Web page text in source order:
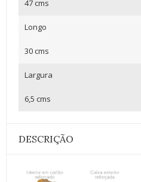
47 cms
Longo
30 cms
Largura
6,5 cms
DESCRIÇÃO